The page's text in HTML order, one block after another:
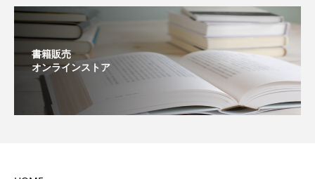
書籍販売
オンラインストア